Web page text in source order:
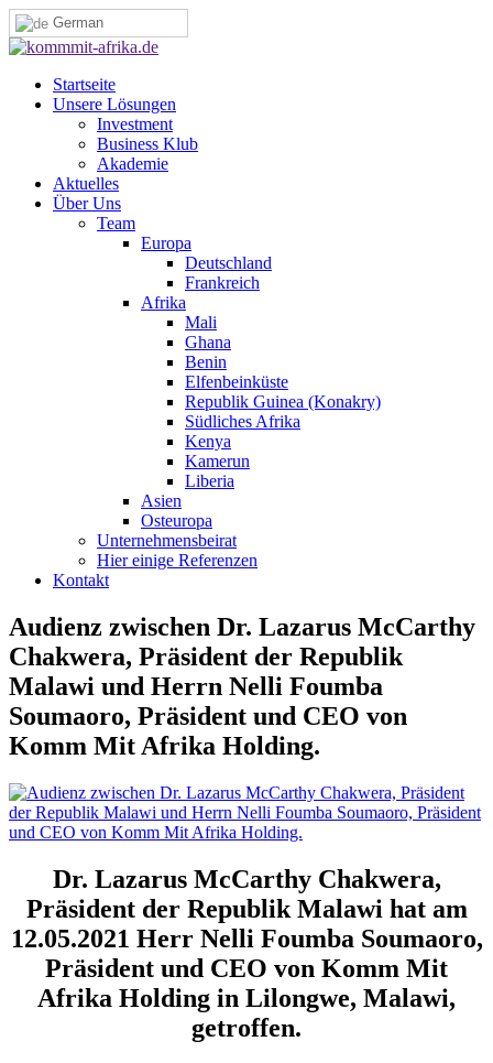
German
Startseite
Unsere Lösungen
Investment
Business Klub
Akademie
Aktuelles
Über Uns
Team
Europa
Deutschland
Frankreich
Afrika
Mali
Ghana
Benin
Elfenbeinküste
Republik Guinea (Konakry)
Südliches Afrika
Kenya
Kamerun
Liberia
Asien
Osteuropa
Unternehmensbeirat
Hier einige Referenzen
Kontakt
Audienz zwischen Dr. Lazarus McCarthy
Chakwera, Präsident der Republik
Malawi und Herrn Nelli Foumba
Soumaoro, Präsident und CEO von
Komm Mit Afrika Holding.
Dr. Lazarus McCarthy Chakwera,
Präsident der Republik Malawi hat am
12.05.2021 Herr Nelli Foumba Soumaoro,
Präsident und CEO von Komm Mit
Afrika Holding in Lilongwe, Malawi,
getroffen.